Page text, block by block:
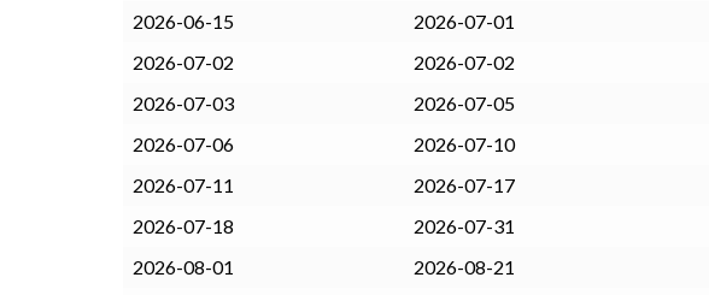
2026-06-15
2026-07-01
2026-07-02
2026-07-02
2026-07-03
2026-07-05
2026-07-06
2026-07-10
2026-07-11
2026-07-17
2026-07-18
2026-07-31
2026-08-01
2026-08-21